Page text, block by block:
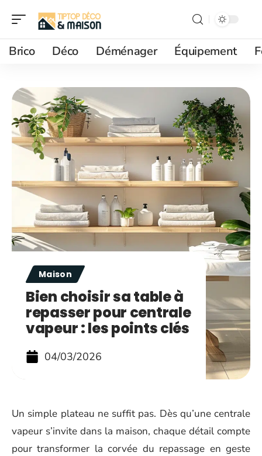
Brico Déco Déménager Équipement
Maison
Bien choisir sa table à
repasser pour centrale
vapeur : les points clés
04/03/2026
Un simple plateau ne suffit pas. Dès qu’une centrale
vapeur s’invite dans la maison, chaque détail compte
pour transformer la corvée du repassage en geste